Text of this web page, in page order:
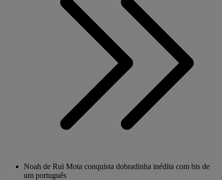
Noah de Rui Mota conquista dobradinha inédita com bis de
um português